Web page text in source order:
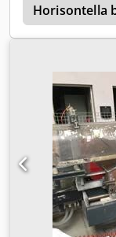
SIEMENS
enkel eller
höjdjusterbar,
reservsågblad,
Horisontella